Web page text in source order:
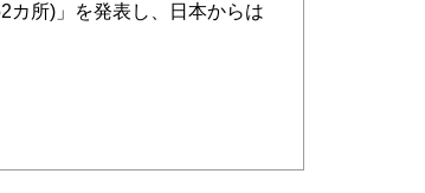
カ所)」を発表し、日本からは